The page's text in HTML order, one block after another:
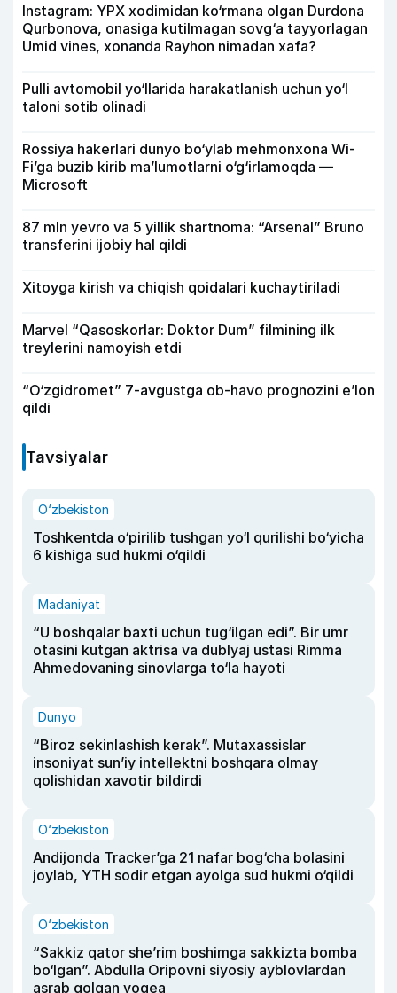
Instagram: YPX xodimidan ko‘rmana olgan Durdona
Qurbonova, onasiga kutilmagan sovg‘a tayyorlagan
Umid vines, xonanda Rayhon nimadan xafa?
Pulli avtomobil yo‘llarida harakatlanish uchun yo‘l
taloni sotib olinadi
Rossiya hakerlari dunyo bo‘ylab mehmonxona Wi-
Fi’ga buzib kirib ma’lumotlarni o‘g‘irlamoqda —
Microsoft
87 mln yevro va 5 yillik shartnoma: “Arsenal” Bruno
transferini ijobiy hal qildi
Xitoyga kirish va chiqish qoidalari kuchaytiriladi
Marvel “Qasoskorlar: Doktor Dum” filmining ilk
treylerini namoyish etdi
“O‘zgidromet” 7-avgustga ob-havo prognozini e’lon
qildi
Tavsiyalar
O‘zbekiston
Toshkentda o‘pirilib tushgan yo‘l qurilishi bo‘yicha
6 kishiga sud hukmi o‘qildi
Madaniyat
“U boshqalar baxti uchun tug‘ilgan edi”. Bir umr
otasini kutgan aktrisa va dublyaj ustasi Rimma
Ahmedovaning sinovlarga to‘la hayoti
Dunyo
“Biroz sekinlashish kerak”. Mutaxassislar
insoniyat sun’iy intellektni boshqara olmay
qolishidan xavotir bildirdi
O‘zbekiston
Andijonda Tracker’ga 21 nafar bog‘cha bolasini
joylab, YTH sodir etgan ayolga sud hukmi o‘qildi
O‘zbekiston
“Sakkiz qator she’rim boshimga sakkizta bomba
bo‘lgan”. Abdulla Oripovni siyosiy ayblovlardan
asrab qolgan voqea